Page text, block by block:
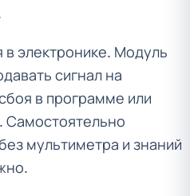
в электронике. Модуль
сигнал на
в программе или
Самостоятельно
мультиметра и знаний